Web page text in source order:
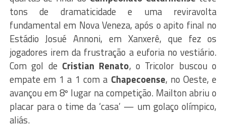
tons de dramaticidade e uma reviravolta
fundamental em Nova Veneza, após o apito final no
Estádio Josué Annoni, em Xanxerê, que fez os
jogadores irem da frustração a euforia no vestiário.
Com gol de Cristian Renato, o Tricolor buscou o
empate em 1 a 1 com a Chapecoense, no Oeste, e
avançou em 8º lugar na competição. Mailton abriu o
placar para o time da ‘casa’ — um golaço olímpico,
aliás.